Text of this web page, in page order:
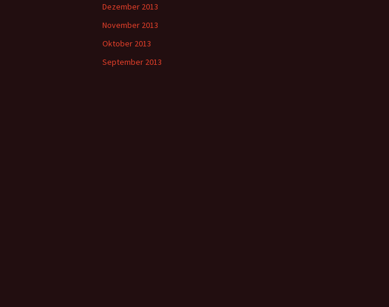
Dezember 2013
November 2013
Oktober 2013
September 2013